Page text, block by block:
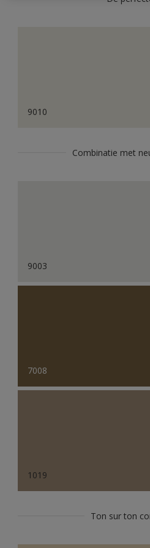
9010
Combinatie met
9003
7008
1019
Ton sur ton